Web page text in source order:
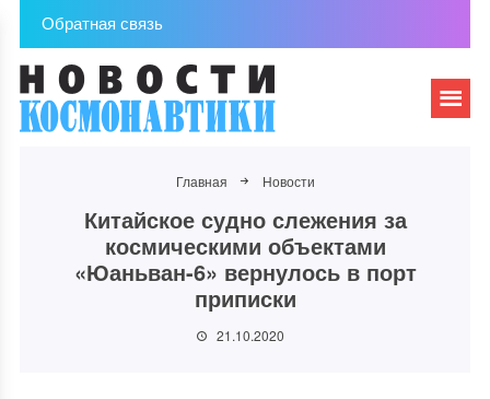
Обратная связь
Главная Новости
Китайское судно слежения за
космическими объектами
«Юаньван-6» вернулось в порт
приписки
21.10.2020